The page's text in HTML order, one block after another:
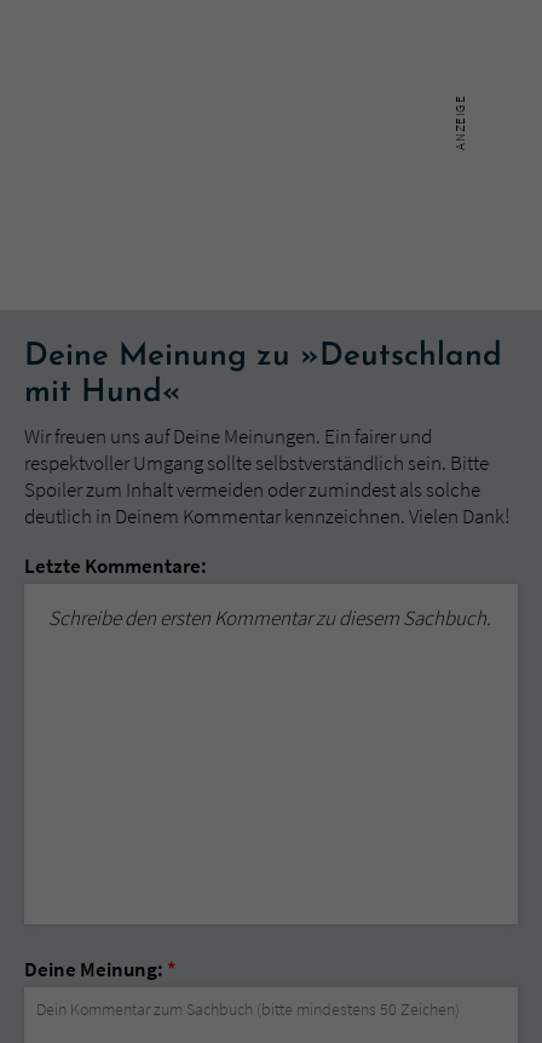
Deine Meinung zu »Deutschland
mit Hund«
Wir freuen uns auf Deine Meinungen. Ein fairer und
respektvoller Umgang sollte selbstverständlich sein. Bitte
Spoiler zum Inhalt vermeiden oder zumindest als solche
deutlich in Deinem Kommentar kennzeichnen. Vielen Dank!
Letzte Kommentare:
Schreibe den ersten Kommentar zu diesem Sachbuch.
Deine Meinung: *